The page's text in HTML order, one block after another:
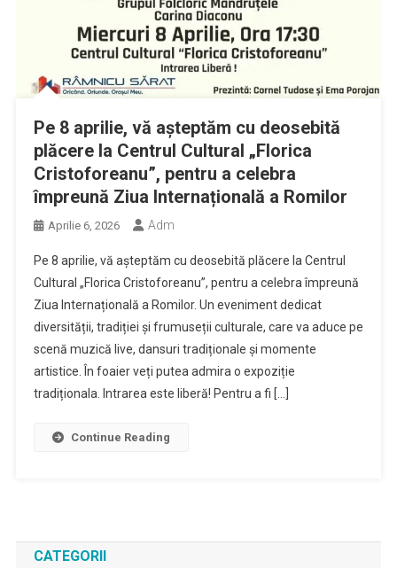
Pe 8 aprilie, vă așteptăm cu deosebită
plăcere la Centrul Cultural „Florica
Cristoforeanu”, pentru a celebra
împreună Ziua Internațională a Romilor
Aprilie 6, 2026 Adm
Pe 8 aprilie, vă așteptăm cu deosebită plăcere la Centrul
Cultural „Florica Cristoforeanu”, pentru a celebra împreună
Ziua Internațională a Romilor. Un eveniment dedicat
diversității, tradiției și frumuseții culturale, care va aduce pe
scenă muzică live, dansuri tradiționale și momente
artistice. În foaier veți putea admira o expoziție
tradiționala. Intrarea este liberă! Pentru a fi […]
Continue Reading
CATEGORII